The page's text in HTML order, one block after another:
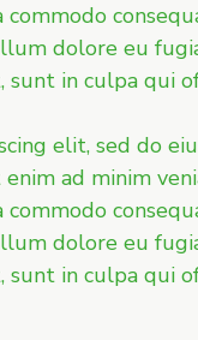
dolore eu
sunt in culpa qui
elit, sed do
ad minim
dolore eu
sunt in culpa qui